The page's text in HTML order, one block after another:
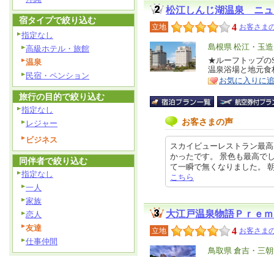
松江しんじ湖温泉 ニュ
立地 4 お客さま
エ
リ
ア
島根県 松江・玉
特
徴
★ルーフトップの
温泉浴場と地元
お気に入りに
お客さまの声
スカイビューレストラン最
かったです。 景色も最高で
て一瞬で無くなりました。
こちら
大江戸温泉物語Ｐｒｅ
立地 4 お客さま
エ
鳥取県 倉吉・三
宿タイプで絞り込む
指定なし
高級ホテル・旅館
温泉
民宿・ペンション
旅行の目的で絞り込む
指定なし
レジャー
ビジネス
同伴者で絞り込む
指定なし
一人
家族
恋人
友達
仕事仲間